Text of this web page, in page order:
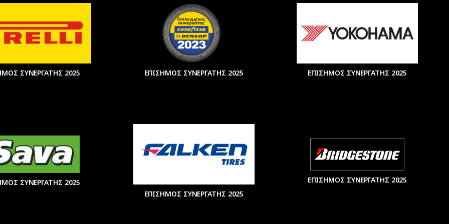
ΣΥΝΕΡΓΑΤΗΣ 2025
ΕΠΙΣΗΜΟΣ ΣΥΝΕΡΓΑΤΗΣ 2025 ΕΠΙΣΗΜΟΣ ΣΥΝΕΡΓΑΤΗΣ 2025
ΣΥΝΕΡΓΑΤΗΣ 2025
ΕΠΙΣΗΜΟΣ ΣΥΝΕΡΓΑΤΗΣ 2025
ΕΠΙΣΗΜΟΣ ΣΥΝΕΡΓΑΤΗΣ 2025